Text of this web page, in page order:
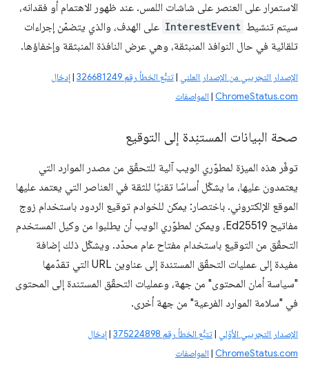
الاستمرار على العنصر على شاشات اللمس. عند ظهور الاهتمام أو فقدانه،
سيتم تنشيط InterestEvent على الهدف، والذي يتضمّن إجراءات
تلقائية في حال النوافذ المنبثقة، وهي عرض النافذة المنبثقة وإخفاؤها.
الإصدار التجريبي من الإصدار العلني |تتبُّع الخطأ رقم 326681249 |إدخال
ChromeStatus.com
|المواصفات
صحة البيانات المستنِدة إلى التوقيع
توفّر هذه الميزة لمطوّري الويب آلية للتحقّق من مصدر الموارد التي
يعتمدون عليها، ما يشكّل أساسًا تقنيًا للثقة في العناصر التي يعتمد عليها
الموقع الإلكتروني. باختصار: يمكن للخوادم توقيع الردود باستخدام زوج
مفاتيح Ed25519، ويمكن لمطوّري الويب أن يطلبوا من وكيل المستخدم
التحقّق من التوقيع باستخدام مفتاح عام محدّد. ويشكّل ذلك إضافة
مفيدة إلى عمليات التحقّق المستندة إلى عناوين URL التي تقدّمها
"سياسة أمان المحتوى" من جهة، وعمليات التحقّق المستندة إلى المحتوى
في "سلامة الموارد الفرعية" من جهة أخرى.
الإصدار التجريبي الأوّلي |تتبُّع الخطأ رقم 375224898 |إدخال
ChromeStatus.com
|المواصفات